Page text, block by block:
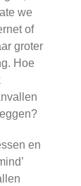
we
of
groter
Hoe
en